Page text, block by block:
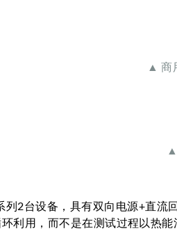
▲ 商
2台设备，具有双向电源+直流
利用，而不是在测试过程以热